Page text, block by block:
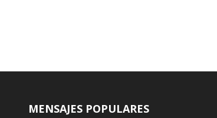
MENSAJES POPULARES